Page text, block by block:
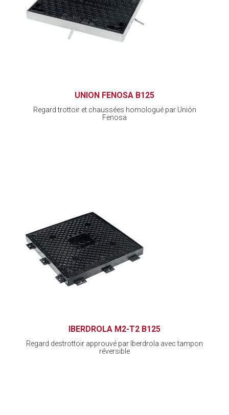
UNION FENOSA B125
Regard trottoir et chaussées homologué par Unión
Fenosa
IBERDROLA M2-T2 B125
Regard destrottoir approuvé par Iberdrola avec tampon
réversible